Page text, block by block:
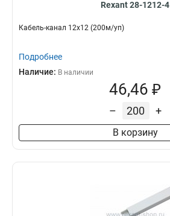
Rexant 28-1212-4
Кабель-канал 12х12 (200м/уп)
Подробнее
Наличие: В наличии
46,46 ₽
– +
В корзину